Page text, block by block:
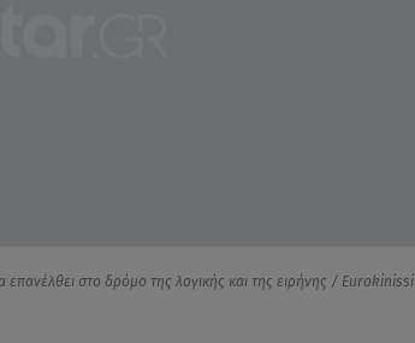
στο δρόμο της λογικής και της ειρήνης / Eurokinissi